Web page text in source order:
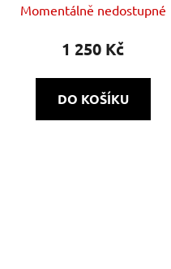
bezpečnostní kamery i
Momentálně nedostupné
1 250 Kč
DO KOŠÍKU